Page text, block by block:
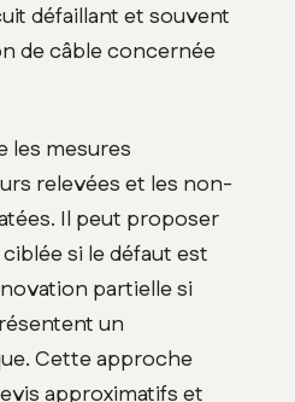
défaillant et souvent
de câble concernée
les mesures
relevées et les non-
Il peut proposer
si le défaut est
partielle si
un
Cette approche
approximatifs et